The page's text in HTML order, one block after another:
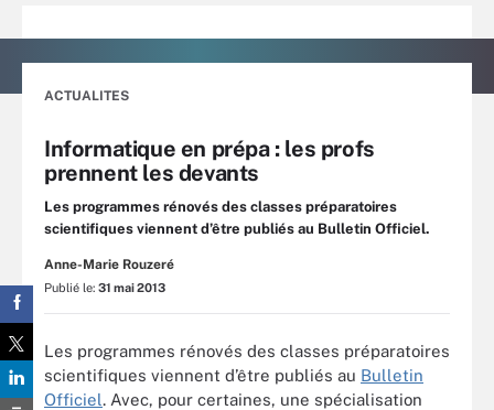
ACTUALITES
Informatique en prépa : les profs
prennent les devants
Les programmes rénovés des classes préparatoires
scientifiques viennent d’être publiés au Bulletin Officiel.
Anne-Marie Rouzeré
Publié le: 31 mai 2013
Les programmes rénovés des classes préparatoires
scientifiques viennent d’être publiés au Bulletin
Officiel. Avec, pour certaines, une spécialisation